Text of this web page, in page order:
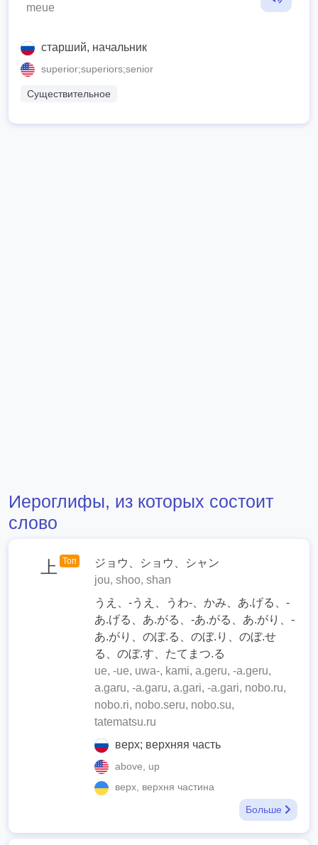
meue
старший, начальник
superior;superiors;senior
Существительное
Иероглифы, из которых состоит
слово
上 Топ
ジョウ、ショウ、シャン
jou, shoo, shan
うえ、-うえ、うわ-、かみ、あ.げる、-
あ.げる、あ.がる、-あ.がる、あ.がり、-
あ.がり、のぼ.る、のぼ.り、のぼ.せ
る、のぼ.す、たてまつ.る
ue, -ue, uwa-, kami, a.geru, -a.geru,
a.garu, -a.garu, a.gari, -a.gari, nobo.ru,
nobo.ri, nobo.seru, nobo.su,
tatematsu.ru
верх; верхняя часть
above, up
верх, верхня частина
Больше